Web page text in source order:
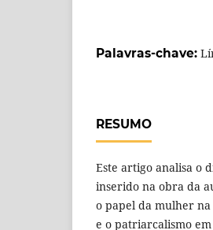
Palavras-chave:
RESUMO
Este artigo analisa o
inserido na obra da
o papel da mulher
e o patriarcalismo